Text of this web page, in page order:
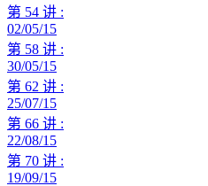
第 54 讲 :
02/05/15
第 58 讲 :
30/05/15
第 62 讲 :
25/07/15
第 66 讲 :
22/08/15
第 70 讲 :
19/09/15